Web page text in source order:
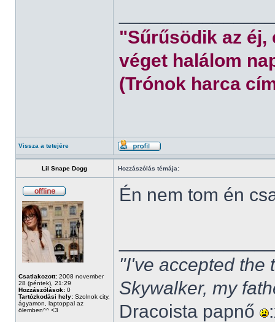
"Sűrűsödik az éj,
véget halálom
(Trónok harca
Vissza a tetejére
Lil Snape Dogg Hozzászólás témája:
Csatlakozott: 2008 november
28 (péntek), 21:29
Hozzászólások: 0
Tartózkodási hely: Szolnok city,
ágyamon, laptoppal az
ölemben^^ <3
Én nem tom én
"I've accepted the
Skywalker, my
Dracoista papnő